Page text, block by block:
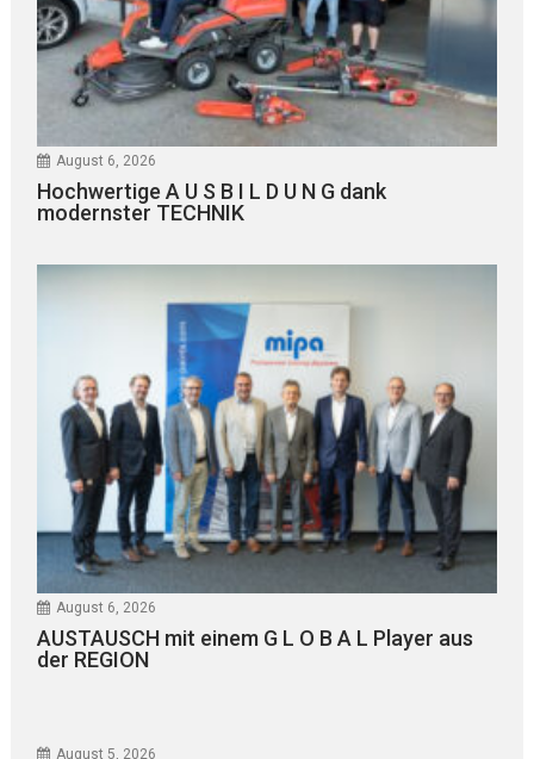
August 6, 2026
Hochwertige A U S B I L D U N G dank
modernster TECHNIK
August 6, 2026
AUSTAUSCH mit einem G L O B A L Player aus
der REGION
August 5, 2026